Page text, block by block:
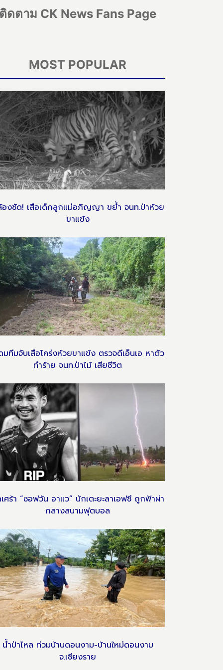
ดตาม CK News Fans Page
MOST POPULAR
งชัด! เสือเด็กลูกแม่อภิญญา ขย้ำ จนท.ป่าห้วย
ขาแข้ง
มทีมจับเสือโคร่งห้วยขาแข้ง ตรวจดีเอ็นเอ หาตัว
ทำร้าย จนท.ป่าไม้ เสียชีวิต
ศร้า “ซอฟวัน อาแว” นักเตะยะลาเอฟซี ถูกฟ้าผ่า
กลางสนามฟุตบอล
น้ำป่าไหล ท่วมบ้านดอนงาม-บ้านใหม่ดอนงาม
จ.เชียงราย